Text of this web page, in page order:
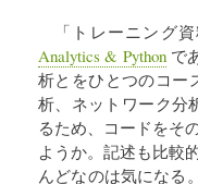
「トレーニング
Analytics & Pythonで
析とをひとつのコー
析、ネットワーク分
るため、コードをそ
ようか。記述も比較
んどなのは気になる